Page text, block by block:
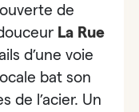
de
La Rue
d’une voie
bat son
de l’acier. Un